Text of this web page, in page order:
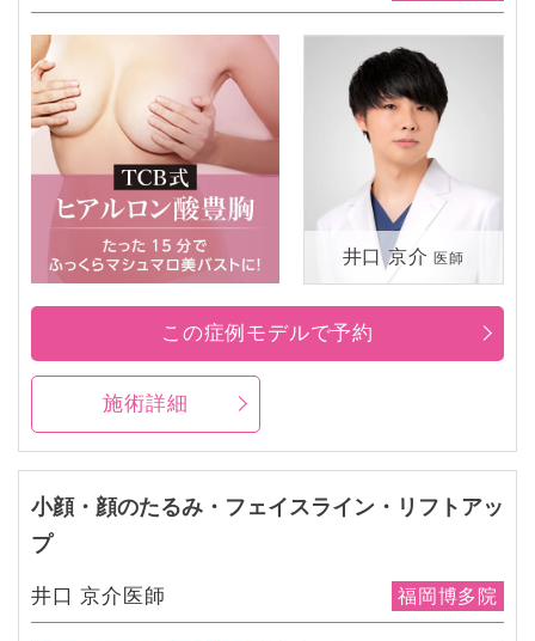
井口 京介 医師
施術詳細
この症例モデルで予約
小顔・顔のたるみ・フェイスライン・リフトアッ
プ
井口 京介医師 福岡博多院